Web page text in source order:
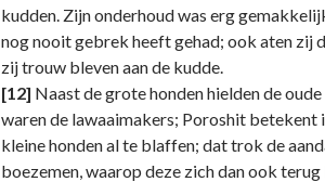
kudden. Zijn onderhoud was erg
nog nooit gebrek heeft gehad; ook aten zij
zij trouw bleven aan de kudde.
[12] Naast de grote honden hielden de
waren de lawaaimakers; Poroshit betekent
kleine honden al te blaffen; dat trok de
boezemen, waarop deze zich dan ook